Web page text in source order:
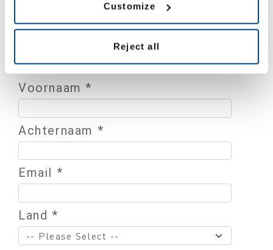
Customize
Reject all
Download rapport
Voornaam *
Achternaam *
Email *
Land *